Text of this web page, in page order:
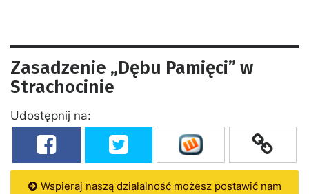
Zasadzenie „Dębu Pamięci” w
Strachocinie
Udostępnij na:
Wspieraj naszą działalność możesz postawić nam